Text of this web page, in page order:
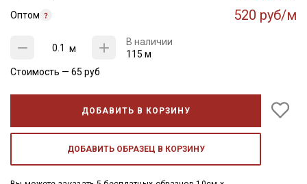
Оптом 520 руб/м
м
В наличии
115 м
Стоимость — 65 руб
ДОБАВИТЬ В КОРЗИНУ
ДОБАВИТЬ ОБРАЗЕЦ В КОРЗИНУ